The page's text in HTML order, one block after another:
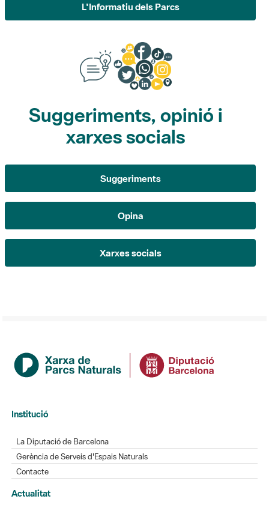
Suggeriments, opinió i
xarxes socials
Suggeriments
Opina
Xarxes socials
Institució
Gerència de Serveis d'Espais Naturals
Actualitat
L'Informatiu dels Parcs
Gaudim als Parcs